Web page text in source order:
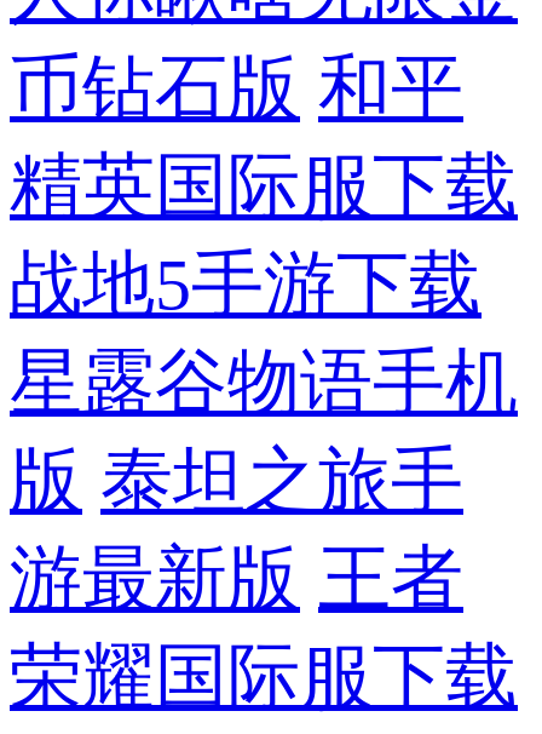
币钻石版 和平
精英国际服下载
战地5手游下载
星露谷物语手机
版 泰坦之旅手
游最新版 王者
荣耀国际服下载